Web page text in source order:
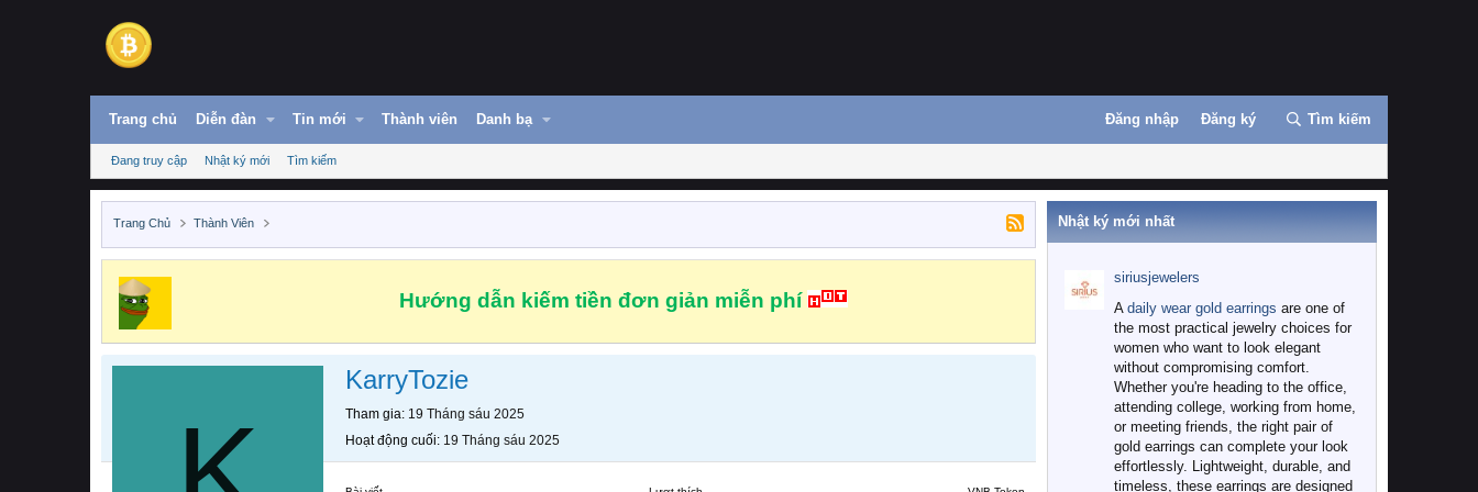
Trang chủ Diễn đàn Tin mới Thành viên Danh bạ Đăng nhập Đăng ký Tìm kiếm
Đang truy cập Nhật ký mới Tìm kiếm
Trang Chủ Thành Viên
Hướng dẫn kiếm tiền đơn giản miễn phí
KarryTozie
Tham gia 19 Tháng sáu 2025
Hoạt động cuối 19 Tháng sáu 2025
Nhật ký mới nhất
siriusjewelers
A daily wear gold earrings are one of
the most practical jewelry choices for
women who want to look elegant
without compromising comfort.
Whether you're heading to the office,
attending college, working from home,
or meeting friends, the right pair of
gold earrings can complete your look
effortlessly. Lightweight, durable, and
timeless, these earrings are designed